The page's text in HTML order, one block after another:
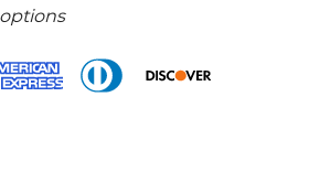
Amecatlel (México). «Rodolfo
Consultado el 5 de Mayo del